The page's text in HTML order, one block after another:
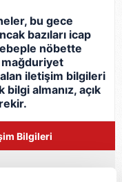
bu gece
bazıları icap
nöbette
mağduriyet
alan iletişim bilgileri
almanız, açık
Bilgileri